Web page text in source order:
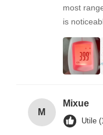
most
is
M
Mixue
Utile